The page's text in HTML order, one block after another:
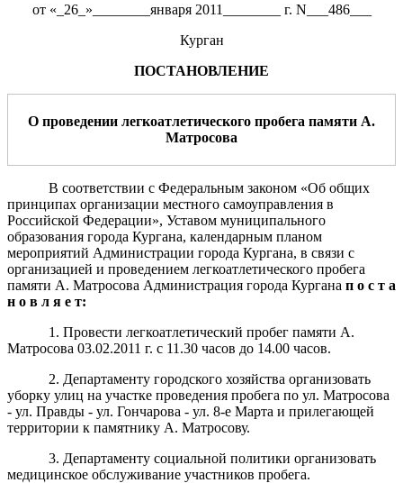
от «_26_»________января 2011________ г. N___486___
Курган
ПОСТАНОВЛЕНИЕ
О проведении легкоатлетического пробега памяти А.
Матросова
В соответствии с Федеральным законом «Об общих
принципах организации местного самоуправления в
Российской Федерации», Уставом муниципального
образования города Кургана, календарным планом
мероприятий Администрации города Кургана, в связи с
организацией и проведением легкоатлетического пробега
памяти А. Матросова Администрация города Кургана п о с т а
н о в л я е т:
1. Провести легкоатлетический пробег памяти А.
Матросова 03.02.2011 г. с 11.30 часов до 14.00 часов.
2. Департаменту городского хозяйства организовать
уборку улиц на участке проведения пробега по ул. Матросова
- ул. Правды - ул. Гончарова - ул. 8-е Марта и прилегающей
территории к памятнику А. Матросову.
3. Департаменту социальной политики организовать
медицинское обслуживание участников пробега.